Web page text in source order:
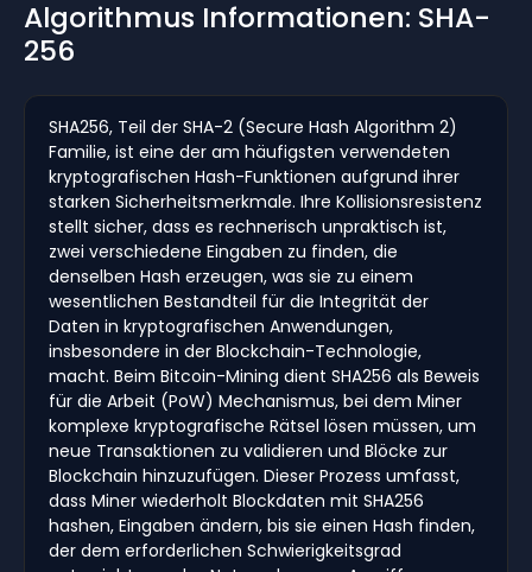
Algorithmus Informationen: SHA-
256
SHA256, Teil der SHA-2 (Secure Hash Algorithm 2)
Familie, ist eine der am häufigsten verwendeten
kryptografischen Hash-Funktionen aufgrund ihrer
starken Sicherheitsmerkmale. Ihre Kollisionsresistenz
stellt sicher, dass es rechnerisch unpraktisch ist,
zwei verschiedene Eingaben zu finden, die
denselben Hash erzeugen, was sie zu einem
wesentlichen Bestandteil für die Integrität der
Daten in kryptografischen Anwendungen,
insbesondere in der Blockchain-Technologie,
macht. Beim Bitcoin-Mining dient SHA256 als Beweis
für die Arbeit (PoW) Mechanismus, bei dem Miner
komplexe kryptografische Rätsel lösen müssen, um
neue Transaktionen zu validieren und Blöcke zur
Blockchain hinzuzufügen. Dieser Prozess umfasst,
dass Miner wiederholt Blockdaten mit SHA256
hashen, Eingaben ändern, bis sie einen Hash finden,
der dem erforderlichen Schwierigkeitsgrad